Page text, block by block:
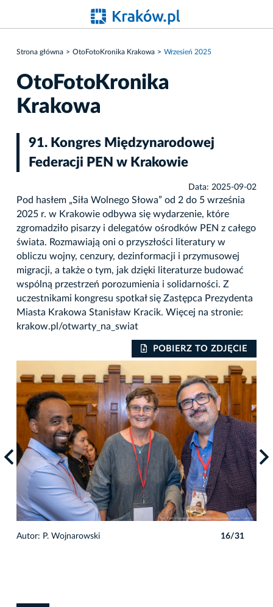
Strona główna OtoFotoKronika Krakowa Wrzesień 2025
OtoFotoKronika
Krakowa
91. Kongres Międzynarodowej
Federacji PEN w Krakowie
Data: 2025-09-02
Pod hasłem „Siła Wolnego Słowa” od 2 do 5 września
2025 r. w Krakowie odbywa się wydarzenie, które
zgromadziło pisarzy i delegatów ośrodków PEN z całego
świata. Rozmawiają oni o przyszłości literatury w
obliczu wojny, cenzury, dezinformacji i przymusowej
migracji, a także o tym, jak dzięki literaturze budować
wspólną przestrzeń porozumienia i solidarności. Z
uczestnikami kongresu spotkał się Zastępca Prezydenta
Miasta Krakowa Stanisław Kracik. Więcej na stronie:
krakow.pl/otwarty_na_swiat
POBIERZ TO ZDJĘCIE
Autor: P. Wojnarowski 16/31